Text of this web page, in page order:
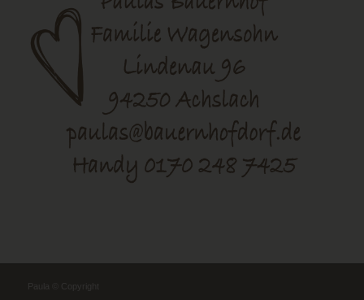
Paula © Copyright